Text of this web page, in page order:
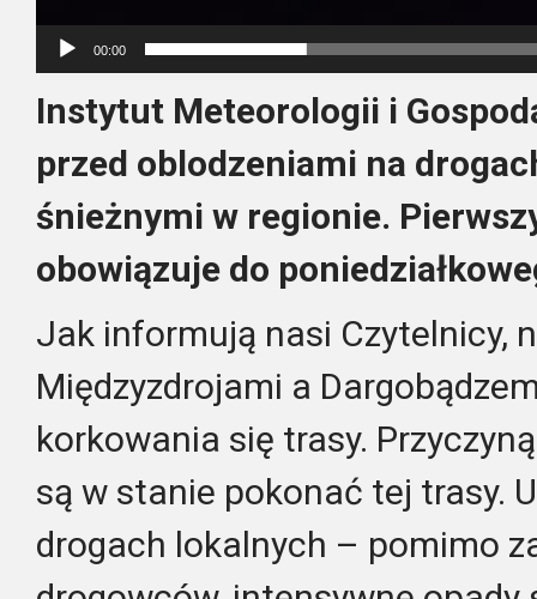
00:00
Instytut Meteorologii i
przed oblodzeniami na
śnieżnymi w regionie.
obowiązuje do
Jak informują nasi Czytelnicy,
Międzyzdrojami a
korkowania się trasy.
są w stanie pokonać tej trasy.
drogach lokalnych – pomimo